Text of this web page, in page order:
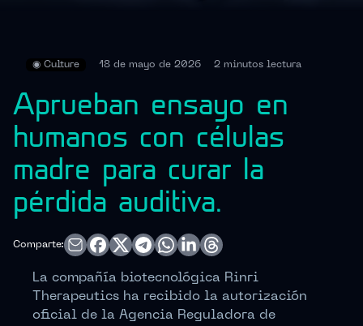
◉ Culture 18 de mayo de 2026 2 minutos lectura
Aprueban ensayo en
humanos con células
madre para curar la
pérdida auditiva.
Comparte:
La compañía biotecnológica Rinri
Therapeutics ha recibido la autorización
oficial de la Agencia Reguladora de